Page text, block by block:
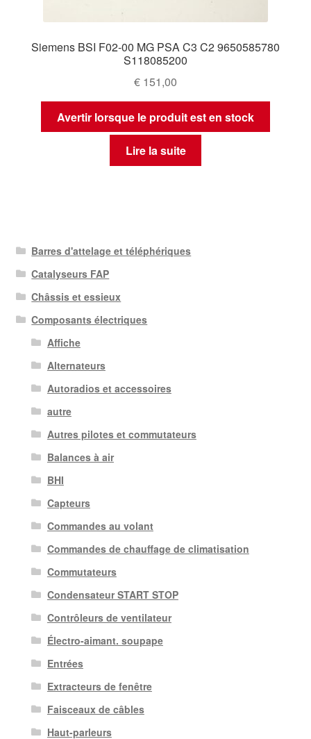
Siemens BSI F02-00 MG PSA C3 C2 9650585780
S118085200
€ 151,00
Avertir lorsque le produit est en stock
Lire la suite
Barres d'attelage et téléphériques
Catalyseurs FAP
Châssis et essieux
Composants électriques
Affiche
Alternateurs
Autoradios et accessoires
autre
Autres pilotes et commutateurs
Balances à air
BHI
Capteurs
Commandes au volant
Commandes de chauffage de climatisation
Commutateurs
Condensateur START STOP
Contrôleurs de ventilateur
Électro-aimant. soupape
Entrées
Extracteurs de fenêtre
Faisceaux de câbles
Haut-parleurs